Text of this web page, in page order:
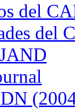
del
del